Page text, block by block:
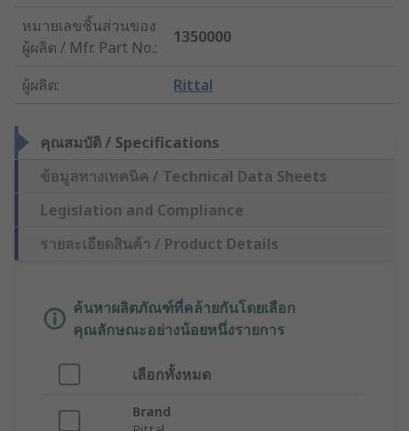
หมายเลขชิ้นส่วนของ
ผู้ผลิต / Mfr. Part No.:
1350000
ผู้ผลิต: Rittal
คุณสมบัติ / Specifications
ข้อมูลทางเทคนิค / Technical Data Sheets
Legislation and Compliance
รายละเอียดสินค้า / Product Details
ค้นหาผลิตภัณฑ์ที่คล้ายกันโดยเลือก
คุณลักษณะอย่างน้อยหนึ่งรายการ
เลือกทั้งหมด
Brand